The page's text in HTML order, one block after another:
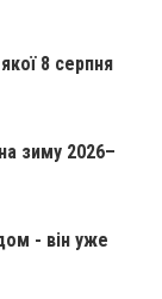
8 серпня
зиму 2026–
- він уже